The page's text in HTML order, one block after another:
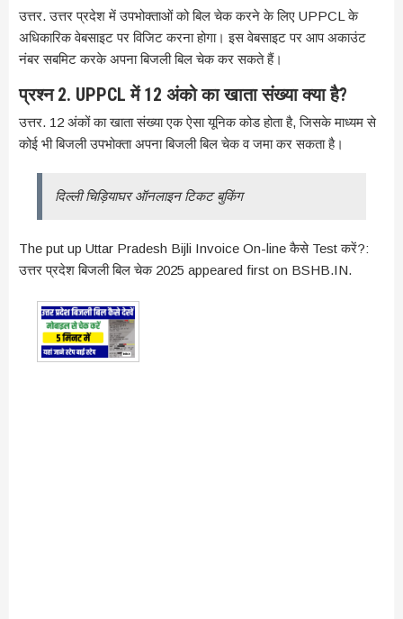
उत्तर. उत्तर प्रदेश में उपभोक्ताओं को बिल चेक करने के लिए UPPCL के
अधिकारिक वेबसाइट पर विजिट करना होगा। इस वेबसाइट पर आप अकाउंट
नंबर सबमिट करके अपना बिजली बिल चेक कर सकते हैं।
प्रश्न 2. UPPCL में 12 अंको का खाता संख्या क्या है?
उत्तर. 12 अंकों का खाता संख्या एक ऐसा यूनिक कोड होता है, जिसके माध्यम से
कोई भी बिजली उपभोक्ता अपना बिजली बिल चेक व जमा कर सकता है।
दिल्ली चिड़ियाघर ऑनलाइन टिकट बुकिंग
The put up Uttar Pradesh Bijli Invoice On-line कैसे Test करें?:
उत्तर प्रदेश बिजली बिल चेक 2025 appeared first on BSHB.IN.